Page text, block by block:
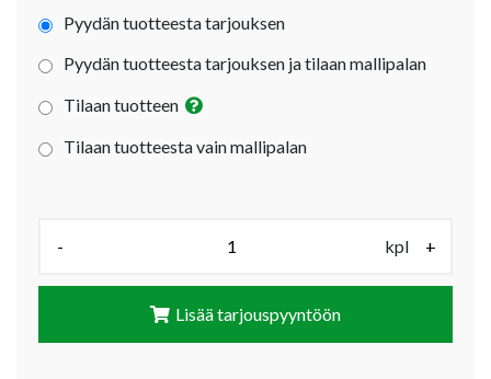
Pyydän tuotteesta tarjouksen
Pyydän tuotteesta tarjouksen ja tilaan mallipalan
Tilaan tuotteen
Tilaan tuotteesta vain mallipalan
- kpl +
Lisää tarjouspyyntöön